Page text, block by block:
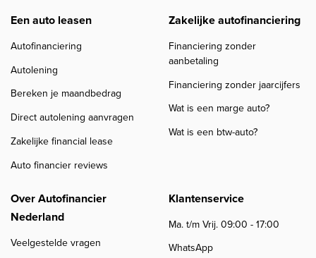
Een auto leasen
Autofinanciering
Autolening
Bereken je maandbedrag
Direct autolening aanvragen
Zakelijke financial lease
Auto financier reviews
Zakelijke autofinanciering
Financiering zonder
aanbetaling
Financiering zonder jaarcijfers
Wat is een marge auto?
Wat is een btw-auto?
Over Autofinancier
Nederland
Veelgestelde vragen
Klantenservice
Ma. t/m Vrij. 09:00 - 17:00
WhatsApp